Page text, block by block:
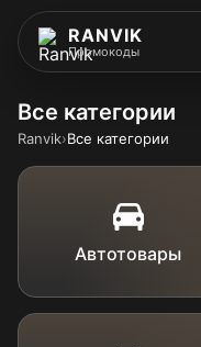
RANVIK
Промокоды
Все категории
Ranvik›Все категории
Автотовары